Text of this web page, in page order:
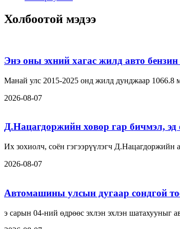
Холбоотой мэдээ
Энэ оны эхний хагас жилд авто
Манай улс 2015-2025 онд жилд дунджаар 1066.8
2026-08-07
Д.Нацагдоржийн ховор гар бичмэл, эд
Их зохиолч, соён гэгээрүүлэгч Д.Нацагдоржийн
2026-08-07
Автомашины улсын дугаар сондгой
э сарын 04-ний өдрөөс эхлэн эхлэн шатахууныг